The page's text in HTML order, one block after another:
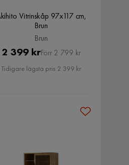
Vitrinskåp 97x117 cm,
Brun
Brun
Pris
2 399 krOriginal
Pris
Förr 2 799 kr
Tidigare lägsta pris 2 399 kr